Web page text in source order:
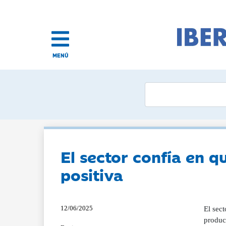
MENÚ
El sector confía en
positiva
12/06/2025
El